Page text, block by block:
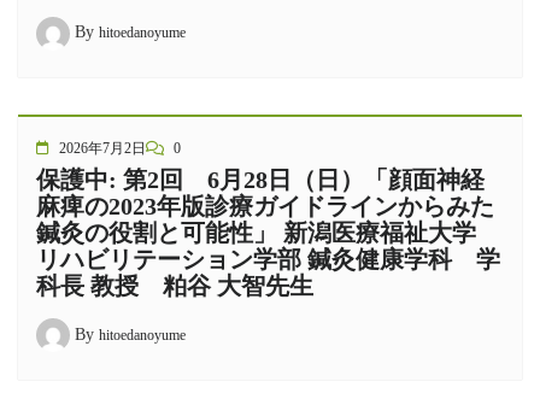
By hitoedanoyume
2026年7月2日 0
保護中: 第2回 6月28日（日）「顔面神経
麻痺の2023年版診療ガイドラインからみた
鍼灸の役割と可能性」 新潟医療福祉大学
リハビリテーション学部 鍼灸健康学科 学
科長 教授 粕谷 大智先生
By hitoedanoyume